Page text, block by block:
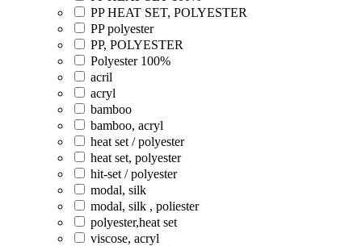
PP HEAT SET, POLYESTER
PP polyester
PP, POLYESTER
Polyester 100%
acril
acryl
bamboo
bamboo, acryl
heat set / polyester
heat set, polyester
hit-set / polyester
modal, silk
modal, silk , poliester
polyester,heat set
viscose, acryl